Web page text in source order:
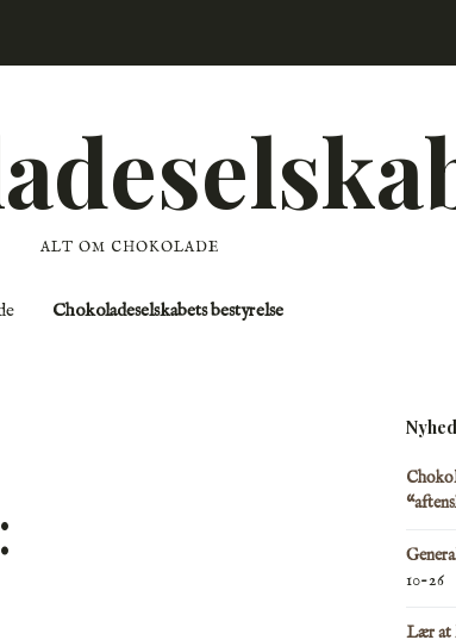
ALT OM CHOKOLADE
Skip to content
Chokoladeselskabets bestyrelse
10-26
Lær at